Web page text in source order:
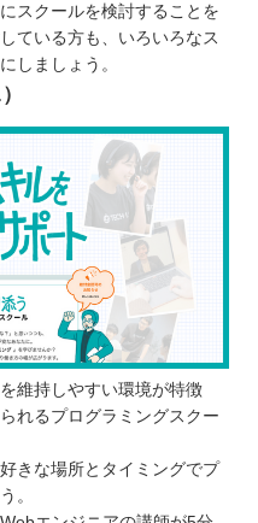
スクールを検討することを
ている方も、いろいろなス
しましょう。
維持しやすい環境が特徴
れるプログラミングスクー
きな場所とタイミングでプ
。